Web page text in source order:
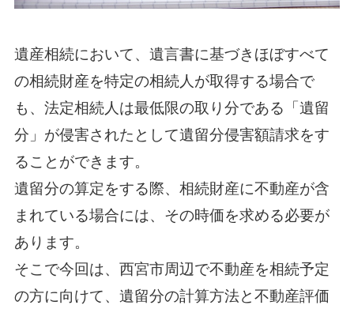
遺産相続において、遺言書に基づきほぼすべて
の相続財産を特定の相続人が取得する場合で
も、法定相続人は最低限の取り分である「遺留
分」が侵害されたとして遺留分侵害額請求をす
ることができます。
遺留分の算定をする際、相続財産に不動産が含
まれている場合には、その時価を求める必要が
あります。
そこで今回は、西宮市周辺で不動産を相続予定
の方に向けて、遺留分の計算方法と不動産評価